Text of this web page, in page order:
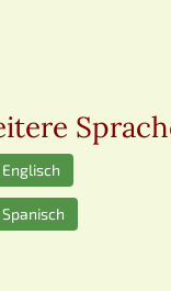
Englisch
Spanisch